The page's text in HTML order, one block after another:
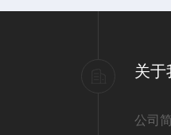
关于
公司